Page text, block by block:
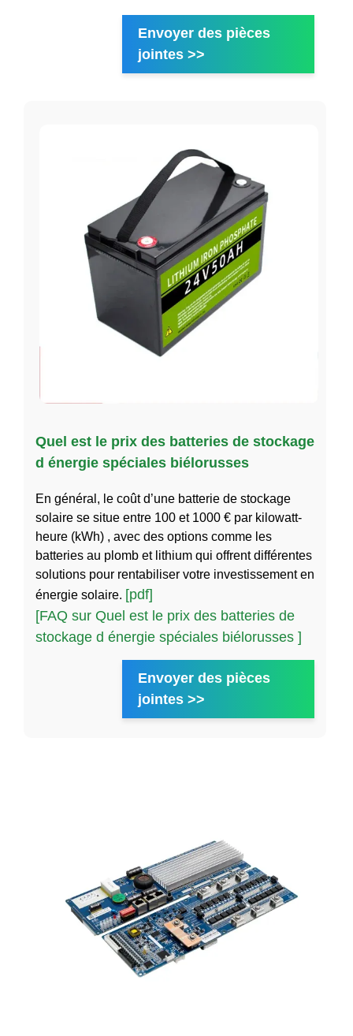
Envoyer des pièces
jointes >>
Quel est le prix des batteries de stockage
d énergie spéciales biélorusses
En général, le coût d’une batterie de stockage
solaire se situe entre 100 et 1000 € par kilowatt-
heure (kWh) , avec des options comme les
batteries au plomb et lithium qui offrent différentes
solutions pour rentabiliser votre investissement en
énergie solaire. [pdf]
[FAQ sur Quel est le prix des batteries de
stockage d énergie spéciales biélorusses ]
Envoyer des pièces
jointes >>